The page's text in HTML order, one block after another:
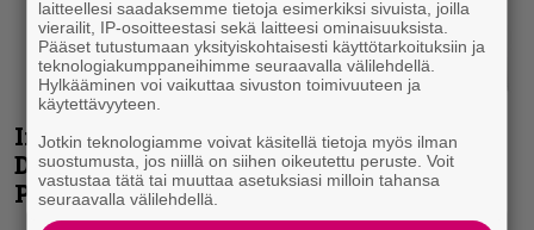
Inferno 8/2020: Amaranthe, Enslaved,
Deftones, Viikate, Isengard, John
Petrucci, Benediction…
laitteellesi saadaksemme tietoja esimerkiksi sivuista, joilla
vierailit, IP-osoitteestasi sekä laitteesi ominaisuuksista.
Pääset tutustumaan yksityiskohtaisesti käyttötarkoituksiin ja
teknologiakumppaneihimme seuraavalla välilehdellä.
Hylkääminen voi vaikuttaa sivuston toimivuuteen ja
käytettävyyteen.
Jotkin teknologiamme voivat käsitellä tietoja myös ilman
suostumusta, jos niillä on siihen oikeutettu peruste. Voit
vastustaa tätä tai muuttaa asetuksiasi milloin tahansa
seuraavalla välilehdellä.